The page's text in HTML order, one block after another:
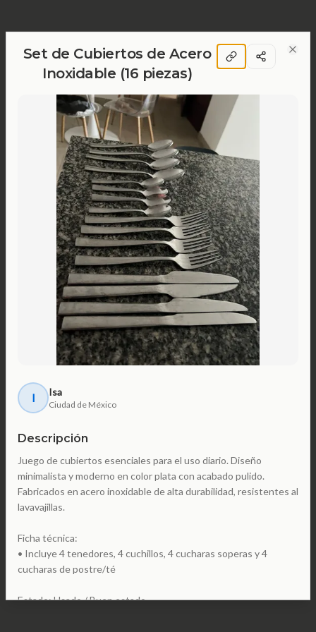
Set de Cubiertos de Acero
Inoxidable (16 piezas)
I Isa
Ciudad de México
Descripción
Juego de cubiertos esenciales para el uso diario. Diseño
minimalista y moderno en color plata con acabado pulido.
Fabricados en acero inoxidable de alta durabilidad, resistentes al
lavavajillas.
Ficha técnica:
• Incluye 4 tenedores, 4 cuchillos, 4 cucharas soperas y 4
cucharas de postre/té
Estado: Usado / Buen estado.